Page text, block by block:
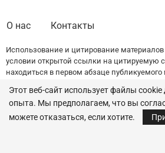
О нас Контакты
Использование и цитирование
условии открытой ссылки на цитируемую
находиться в первом абзаце
© 2022 — All Rights Reserved.
Этот веб-сайт использует файлы
опыта. Мы предполагаем, что вы
можете отказаться, если хотите.